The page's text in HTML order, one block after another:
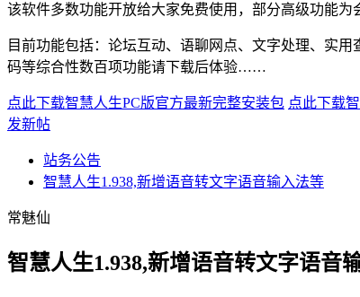
该软件多数功能开放给大家免费使用，部分高级功能为
目前功能包括：论坛互动、语聊网点、文字处理、实
码等综合性数百项功能请下载后体验……
点此下载智慧人生PC版官方最新完整安装包 点此下载
发新帖
站务公告
智慧人生1.938,新增语音转文字语音输入法等
常魅仙
智慧人生1.938,新增语音转文字语音